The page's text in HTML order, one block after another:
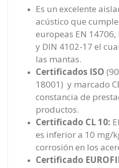
Es un excelente
acústico que
europeas EN 14706,
y DIN 4102-17 el
las mantas.
Certificados ISO
18001) y marcado
constancia de
productos.
Certificado CL 10:
es inferior a 10 mg/
corrosión en los
Certificado